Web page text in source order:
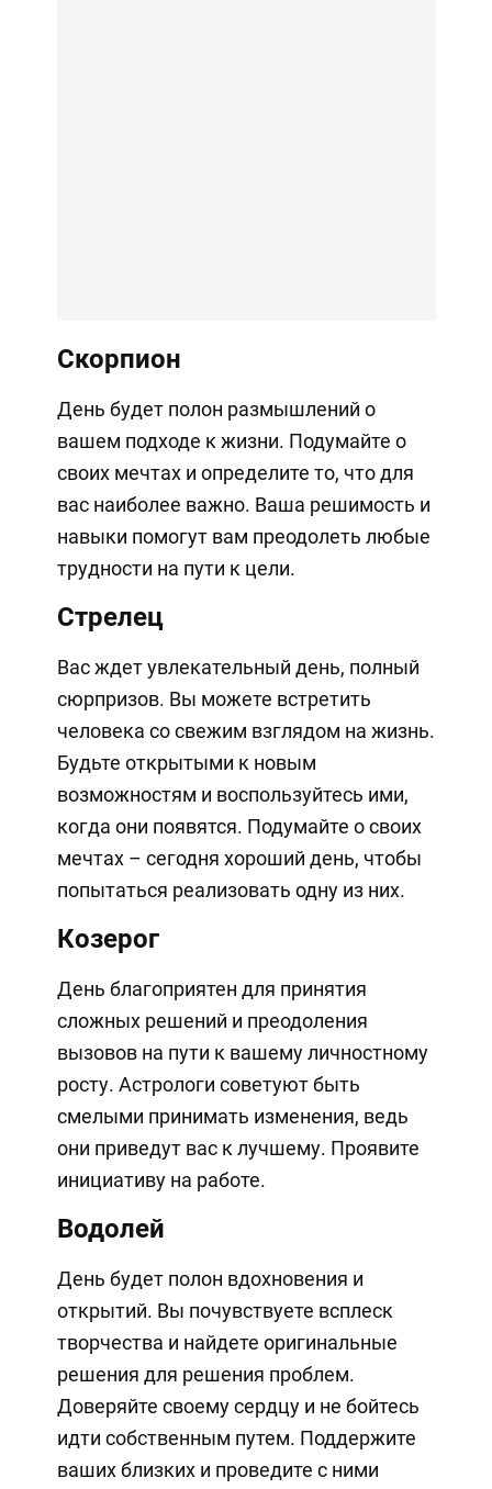
Скорпион
День будет полон размышлений о
вашем подходе к жизни. Подумайте о
своих мечтах и определите то, что для
вас наиболее важно. Ваша решимость и
навыки помогут вам преодолеть любые
трудности на пути к цели.
Стрелец
Вас ждет увлекательный день, полный
сюрпризов. Вы можете встретить
человека со свежим взглядом на жизнь.
Будьте открытыми к новым
возможностям и воспользуйтесь ими,
когда они появятся. Подумайте о своих
мечтах – сегодня хороший день, чтобы
попытаться реализовать одну из них.
Козерог
День благоприятен для принятия
сложных решений и преодоления
вызовов на пути к вашему личностному
росту. Астрологи советуют быть
смелыми принимать изменения, ведь
они приведут вас к лучшему. Проявите
инициативу на работе.
Водолей
День будет полон вдохновения и
открытий. Вы почувствуете всплеск
творчества и найдете оригинальные
решения для решения проблем.
Доверяйте своему сердцу и не бойтесь
идти собственным путем. Поддержите
ваших близких и проведите с ними